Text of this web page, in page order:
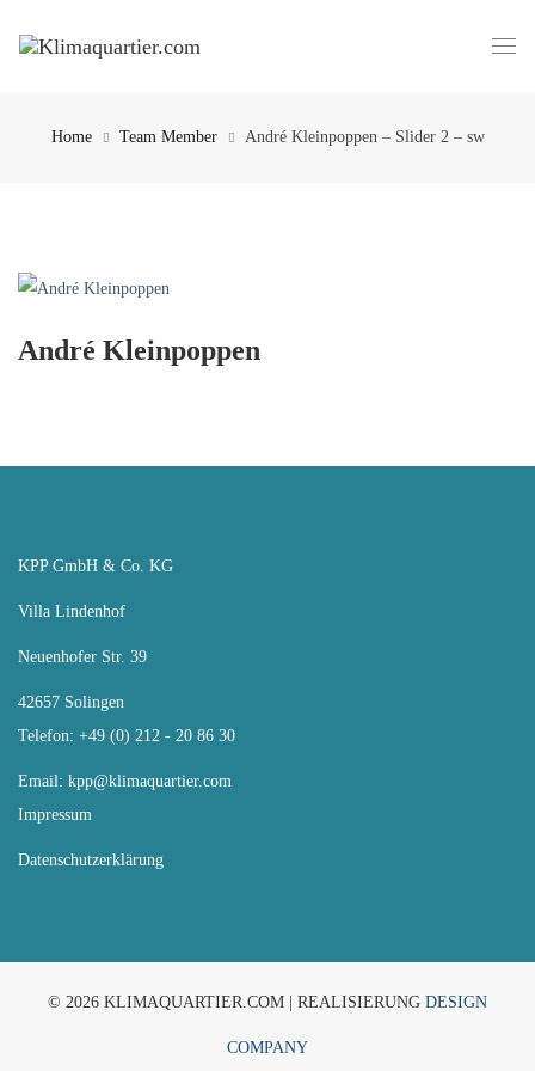
Home Team Member André Kleinpoppen – Slider 2 – sw
André Kleinpoppen
KPP GmbH & Co. KG
Villa Lindenhof
Neuenhofer Str. 39
42657 Solingen
Telefon: +49 (0) 212 - 20 86 30
Email: kpp@klimaquartier.com
Impressum
Datenschutzerklärung
© 2026 KLIMAQUARTIER.COM | REALISIERUNG DESIGN
COMPANY